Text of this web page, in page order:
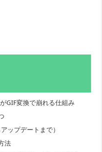
GIF変換で崩れる仕組み
ップデートまで）
法